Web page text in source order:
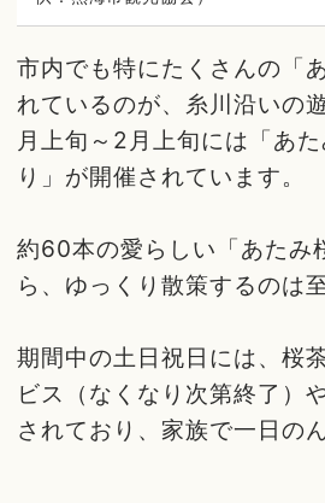
市内でも特にたくさんの「
れているのが、糸川沿いの
月上旬～2月上旬には「あ
り」が開催されています。
約60本の愛らしい「あたみ
ら、ゆっくり散策するのは
期間中の土日祝日には、桜
ビス（なくなり次第終了）
されており、家族で一日の